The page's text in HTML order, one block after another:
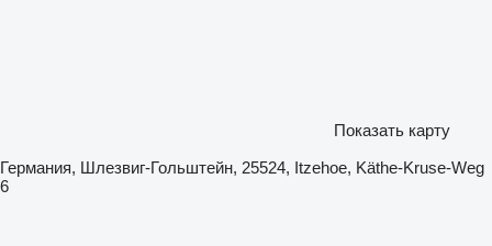
Показать карту
Германия, Шлезвиг-Гольштейн, 25524, Itzehoe, Käthe-Kruse-Weg
6